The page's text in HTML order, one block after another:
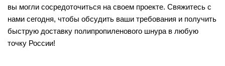
вы могли сосредоточиться на своем проекте. Свяжитесь с
нами сегодня, чтобы обсудить ваши требования и получить
быструю доставку полипропиленового шнура в любую
точку России!